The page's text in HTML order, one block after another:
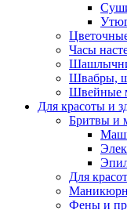
Часы
Швабры,
Швейные
Для красоты и
Бритвы и
Для
Фены и